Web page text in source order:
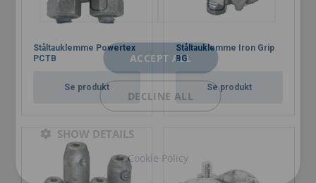
Ståltauklemme Powertex
PCTB
Se produkt
Ståltauklemme Iron Grip
BG
Se produkt
ACCEPT ALL
DECLINE ALL
SHOW DETAILS
Cookie Policy